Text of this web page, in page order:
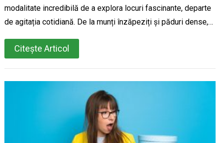
modalitate incredibilă de a explora locuri fascinante, departe
de agitația cotidiană. De la munți înzăpeziți și păduri dense,…
Citește Articol